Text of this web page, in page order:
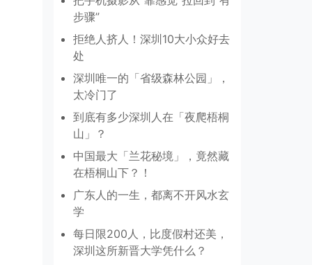
步骤”
拒绝人挤人！深圳10大小众好去
处
深圳唯一的「省级森林公园」，
太冷门了
到底有多少深圳人在「夜爬梧桐
山」？
中国最大「兰花秘境」，竟然藏
在梧桐山下？！
广东人的一生，都离不开风水玄
学
每日限200人，比度假村还美，
深圳这所新晋大学凭什么？